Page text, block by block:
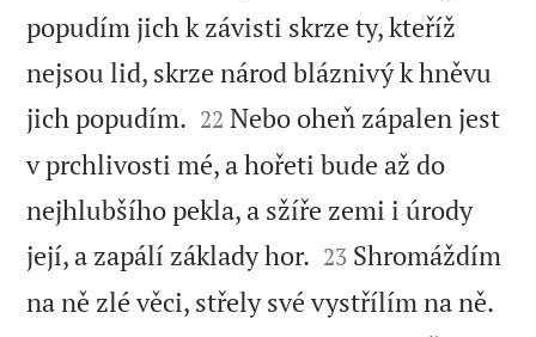
popudím jich k závisti skrze ty, kteříž
nejsou lid, skrze národ bláznivý k hněvu
jich popudím. 

22 Nebo oheň zápalen jest
v prchlivosti mé, a hořeti bude až do
nejhlubšího pekla, a sžíře zemi i úrody
její, a zapálí základy hor. 

23 Shromáždím
na ně zlé věci, střely své vystřílím na ně.